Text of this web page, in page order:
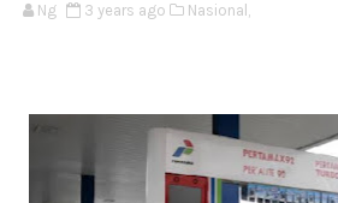
Ng 3 years ago Nasional,